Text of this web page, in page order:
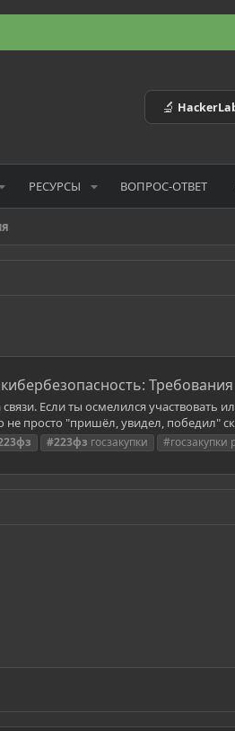
🔬
РЕСУРСЫ ВОПРОС-ОТВЕТ
Если ты осмелился участвовать
не просто "пришёл, увидел, победил"
#223фз госзакупки #госзакупки